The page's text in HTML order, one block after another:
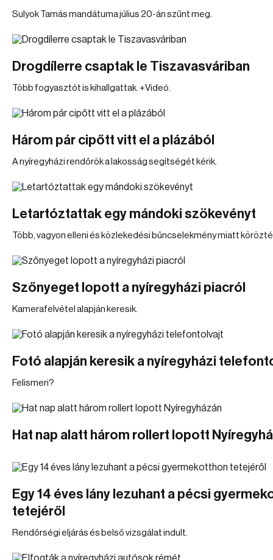
Sulyok Tamás mandátuma július 20-án szűnt meg.
Drogdílerre csaptak le Tiszavasváriban
Több fogyasztót is kihallgattak. +Videó.
Három pár cipőtt vitt el a plázából
A nyíregyházi rendőrök a lakosság segítségét kérik.
Letartóztattak egy mándoki szökevényt
Több, vagyon elleni és közlekedési bűncselekmény miatt
Szőnyeget lopott a nyíregyházi piacról
Kamerafelvétel alapján keresik.
Fotó alapján keresik a nyíregyházi
Felismeri?
Hat nap alatt három rollert lopott
Egy 14 éves lány lezuhant a pécsi
tetejéről
Rendőrségi eljárás és belső vizsgálat indult.